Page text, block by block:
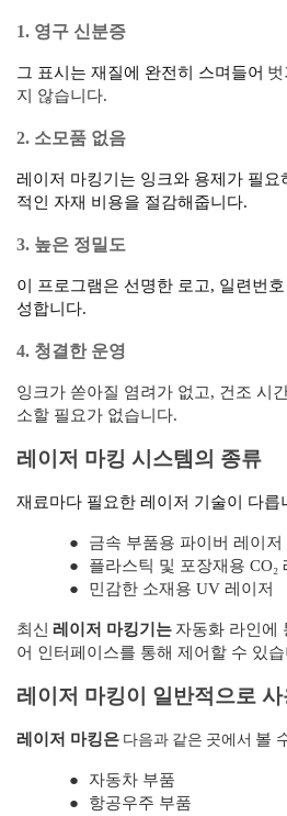
1. 영구 신분증
그 표시는 재질에 완전히 스며들어
지 않습니다.
2. 소모품 없음
레이저 마킹기는 잉크와 용제가 필요
적인 자재 비용을 절감해줍니다.
3. 높은 정밀도
이 프로그램은 선명한 로고, 일련번
성합니다.
4. 청결한 운영
잉크가 쏟아질 염려가 없고, 건조 시
소할 필요가 없습니다.
레이저 마킹 시스템의 종류
재료마다 필요한 레이저 기술이 다릅
●
금속 부품용 파이버 레이저
●
플라스틱 및 포장재용 CO₂
●
민감한 소재용 UV 레이저
최신 레이저 마킹기는 자동화 라인에
어 인터페이스를 통해 제어할 수 있
레이저 마킹이 일반적으로
레이저 마킹은 다음과 같은 곳에서 볼
●
자동차 부품
●
항공우주 부품